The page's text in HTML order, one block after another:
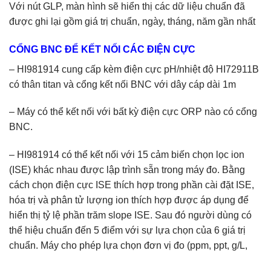
Với nút GLP, màn hình sẽ hiển thị các dữ liệu chuẩn đã
được ghi lại gồm giá trị chuẩn, ngày, tháng, năm gần nhất
CỔNG BNC ĐỂ KẾT NỐI CÁC ĐIỆN CỰC
– HI981914 cung cấp kèm điện cực pH/nhiệt độ HI72911B
có thân titan và cổng kết nối BNC với dây cáp dài 1m
– Máy có thể kết nối với bất kỳ điện cực ORP nào có cổng
BNC.
– HI981914 có thể kết nối với 15 cảm biến chọn lọc ion
(ISE) khác nhau được lập trình sẵn trong máy đo. Bằng
cách chọn điện cực ISE thích hợp trong phần cài đặt ISE,
hóa trị và phân tử lượng ion thích hợp được áp dụng để
hiển thị tỷ lệ phần trăm slope ISE. Sau đó người dùng có
thể hiệu chuẩn đến 5 điểm với sự lựa chọn của 6 giá trị
chuẩn. Máy cho phép lựa chọn đơn vị đo (ppm, ppt, g/L,